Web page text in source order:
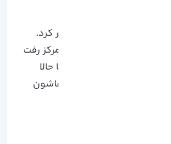
اما از سال 2024 به بعد، مسیر بازی‌ های NFT تغییر کرد.
و پول دربیار» نبود و تمرکز رفت
باش». یعنی بازیکن‌ ها حالا
روی آیتم‌ ها و تجربه‌ هاشون
کوتاه‌ مدت.